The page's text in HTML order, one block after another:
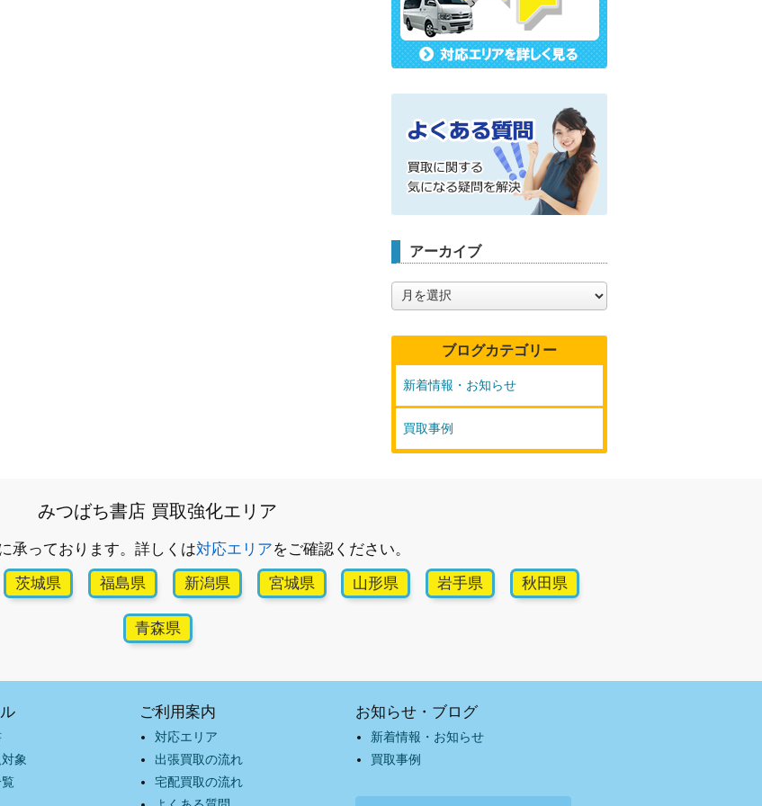
アーカイブ
ー
ブ
ブログカテゴリー
新着情報・お知らせ
買取事例
みつばち書店 買取強化エリア
承っております。詳しくは対応エリアをご確認ください。
茨城県 福島県 新潟県 宮城県 山形県 岩手県 秋田県
青森県
象
ご利用案内
対応エリア
出張買取の流れ
宅配買取の流れ
お知らせ・ブログ
新着情報・お知らせ
買取事例